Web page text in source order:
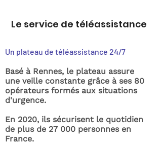
Le service de téléassistance
Un plateau de téléassistance 24/7
Basé à Rennes, le plateau assure
une veille constante grâce à ses 80
opérateurs formés aux situations
d'urgence.
En 2020, ils sécurisent le quotidien
de plus de 27 000 personnes en
France.